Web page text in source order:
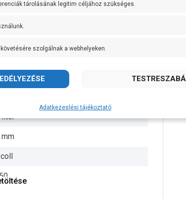
liter
tárolásának legitim céljához szükséges.
szolgálnak a webhelyeken.
Adatkezeslési tájékoztató